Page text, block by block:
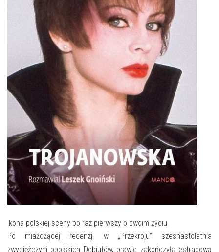
WYDARZYŁO SIĘ
STREFA KOLORU
FORMY STAŁE
NASZE FILIE
POLECANE STRONY
WYDARZENIA KULTURALNE
FOTO
E-INFORMATOR
O NAS
Ikona polskiej sceny po raz pierwszy o swoim życiu!
Po miażdżącej recenzji w „Przekroju” szesnastoletnia
zwyciężczyni opolskich Debiutów, prawie zakończyła estradową